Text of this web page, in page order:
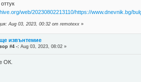
web/20230802213110/https://www.dnevnik.bg/
Aug 03, 2023, 00:32 от remotexx »
извънтемие
#4 -: Aug 03, 2023, 08:02 »
ОК.